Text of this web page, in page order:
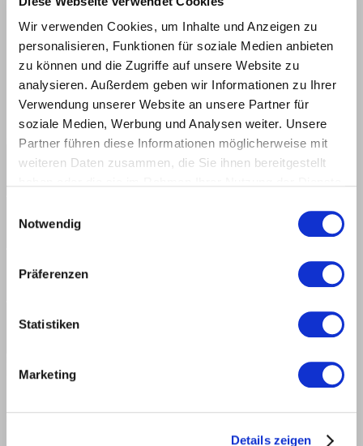
Wir verwenden Cookies, um Inhalte und Anzeigen zu
personalisieren, Funktionen für soziale Medien anbieten
zu können und die Zugriffe auf unsere Website zu
analysieren. Außerdem geben wir Informationen zu Ihrer
Verwendung unserer Website an unsere Partner für
soziale Medien, Werbung und Analysen weiter. Unsere
Partner führen diese Informationen möglicherweise mit
weiteren Daten zusammen, die Sie ihnen bereitgestellt
Notwendig
Präferenzen
Statistiken
Marketing
Details zeigen